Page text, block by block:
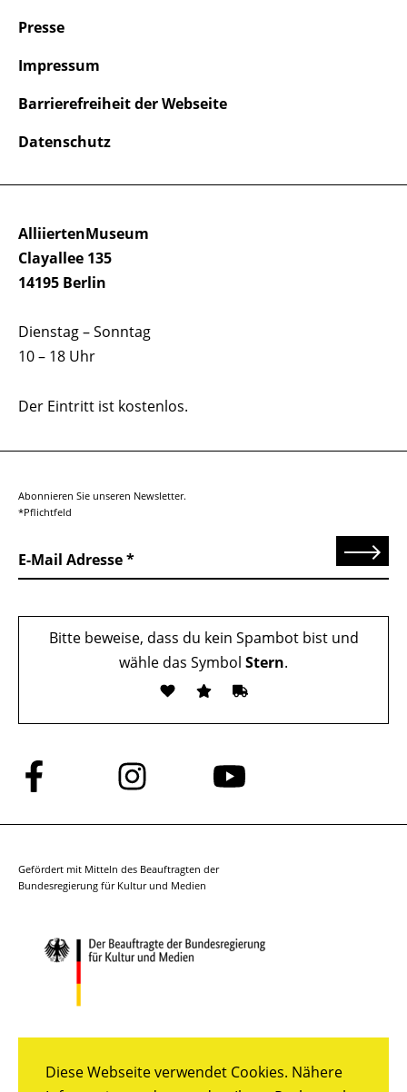
Diese Webseite verwendet Cookies. Nähere
AlliiertenMuseum
Clayallee 135
14195 Berlin
Dienstag – Sonntag
10 – 18 Uhr
Der Eintritt ist kostenlos.
Presse
Impressum
Barrierefreiheit der Webseite
Datenschutz
Abonnieren Sie unseren Newsletter.
*Pflichtfeld
E-Mail Adresse Senden
Bitte beweise, dass du kein Spambot bist und
wähle das Symbol Stern.
Folge
uns
auf
Folge
uns
auf
Folge
auf
Gefördert mit Mitteln des Beauftragten der
Bundesregierung für Kultur und Medien